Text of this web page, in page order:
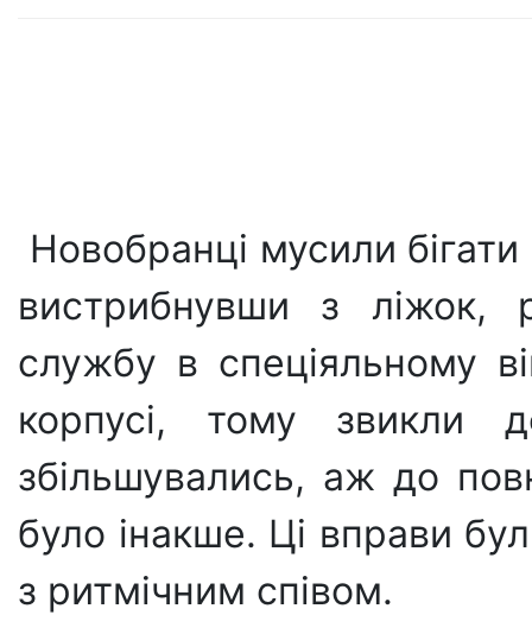
Новобранці мусили
вистрибнувши з ліжок,
службу в спеціяльному
корпусі, тому звикли
збільшувались, аж до
було інакше. Ці вправи
з ритмічним співом.